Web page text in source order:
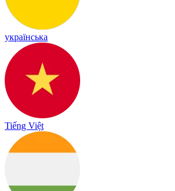
українська
Tiếng Việt